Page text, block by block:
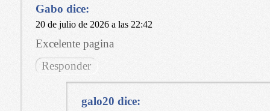
Gabo dice:
20 de julio de 2026 a las 22:42
Excelente pagina
Responder
galo20 dice: